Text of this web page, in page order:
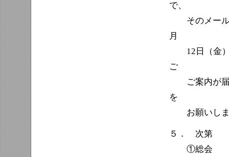
で、
そのメール
月
12日（金）
ご
ご案内が届
を
お願いしま
５． 次第
①総会 ：10